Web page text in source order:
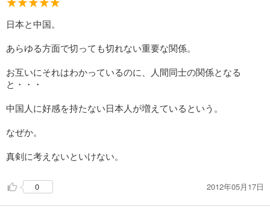
日本と中国。
あらゆる方面で切っても切れない重要な関係。
お互いにそれはわかっているのに、人間同士の関係となる
と・・・
中国人に好感を持たない日本人が増えているという。
なぜか。
真剣に考えないといけない。
0 2012年05月17日